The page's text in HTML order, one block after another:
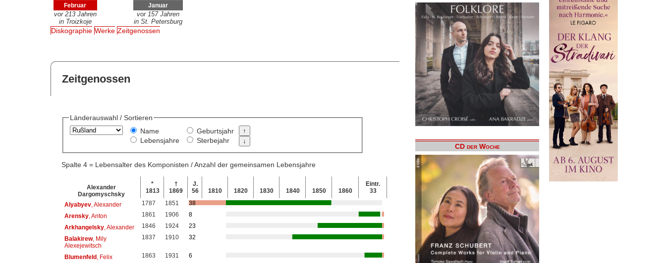
Februar
vor 213 Jahren
in Troizkoje
Januar
vor 157 Jahren
in St. Petersburg
Diskographie Werke Zeitgenossen
Zeitgenossen
Länderauswahl / Sortieren
Name
Lebensjahre
Geburtsjahr
Sterbejahr
Spalte 4 = Lebensalter des Komponisten / Anzahl der gemeinsamen Lebensjahre
Alexander
Dargomyschsky
*
1813
†
1869
J.
56
1810 1820 1830 1840 1850 1860
Eintr.
33
Alyabyev, Alexander 1787 1851
38
Arensky, Anton 1861 1906
8
Arkhangelsky, Alexander 1846 1924
23
Balakirew, Mily
Alexejewitsch
1837 1910 32
Blumenfeld, Felix 1863 1931
6
CD der Woche